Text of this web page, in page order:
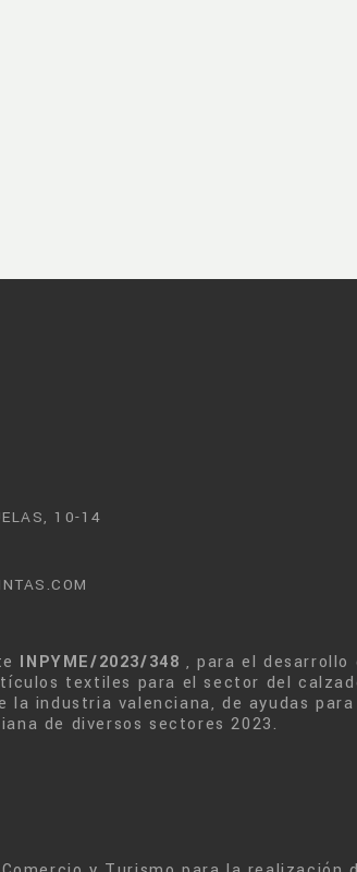
10-14
INPYME/2023/348 , para el desarrollo
textiles para el sector del
industria valenciana, de ayudas
de diversos sectores 2023.